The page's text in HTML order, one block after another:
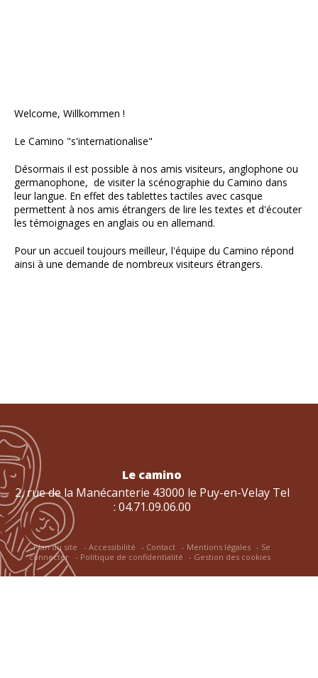
Welcome, Willkommen !
Le Camino "s'internationalise"
Désormais il est possible à nos amis visiteurs, anglophone ou
germanophone, de visiter la scénographie du Camino dans
leur langue. En effet des tablettes tactiles avec casque
permettent à nos amis étrangers de lire les textes et d'écouter
les témoignages en anglais ou en allemand.
Pour un accueil toujours meilleur, l'équipe du Camino répond
ainsi à une demande de nombreux visiteurs étrangers.
Le camino
2, rue de la Manécanterie 43000 le Puy-en-Velay Tel
: 04.71.09.06.00
Plan du site Accessibilité Contact Mentions légales
Se
connecter
Politique de confidentialité Gestion des cookies